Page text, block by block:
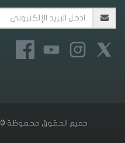
جميع الحقوق محفوظة © 2026 - الإدارة المركزية للإحصاء